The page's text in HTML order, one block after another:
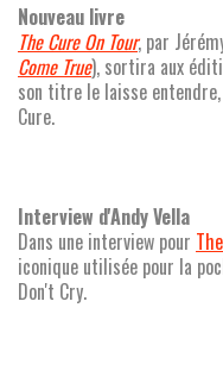
Nouveau livre
The Cure On Tour, par
Come True), sortira aux
son titre le laisse
Cure.
Interview d'Andy Vella
Dans une interview pour
iconique utilisée pour la
Don't Cry.